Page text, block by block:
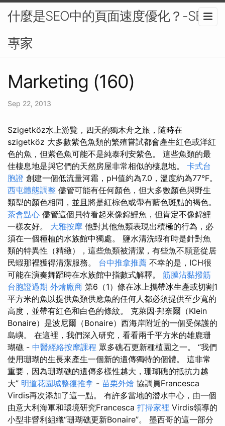
什麼是SEO中的頁面速度優化？-SEO
專家
Marketing (160)
Sep 22, 2013
Szigetköz水上游覽，四天的獨木舟之旅，隨時在
szigetköz 大多數紫色魚類的繁殖嘗試都會產生紅色或洋紅
色的魚，但紫色魚可能不是純泰利安紫色。 這些魚類的最
佳棲息地是與它們的天然房屋非常相似的棲息地。 卡式台
胞證 創建一個低流量河霜，pH值約為7.0，溫度約為77°F。
西屯體態調整 儘管可能有任何顏色，但大多數顏色與野生
類型的顏色相同，並且將是紅棕色或帶有藍色斑點的褐色。
茶會點心 儘管這個貝特看起來像錦鯉魚，但肯定不像錦鯉
一樣友好。 大雅按摩 他對其他魚類表現出積極的行為，必
須在一個種植的水族館中獨處。 鹽水清洗蝦有時是針對魚
類的特異性（精緻），這些魚類被清潔，有些魚不願意從居
民蝦那裡獲得清潔服務。 台中推拿推薦 不幸的是，ICH很
可能在演奏舞蹈時在水族館中指數式解釋。 筋膜沾黏撥筋
台胞證過期 外燴廠商 第6（1）條在冰上攜帶冰生產或切割1
平方米的魚以提供魚類供應魚的任何人都必須提供至少寬的
高度，並帶有紅色和白色的條紋。 克萊因·邦奈爾（Klein
Bonaire）是波尼爾（Bonaire）西海岸附近的一個受保護的
島嶼。 在這裡，我們深入研究，看看兩千平方米的雄鹿珊
瑚礁 - 中醫經絡按摩課程 眾多礁石更新種植園之一。 “我們
使用珊瑚的生長來產生一個新的遺傳獨特的個體。 這非常
重要，因為珊瑚礁的遺傳多樣性越大，珊瑚礁的抵抗力越
大” 明道花園城整復推拿 - 苗栗外燴 協調員Francesca
Virdis再次添加了這一點。 有許多當地的潛水中心，由一個
由意大利海軍和環境研究Francesca 打掃家裡 Virdis領導的
小型非營利組織“珊瑚礁更新Bonaire”。 墨西哥的這一部分